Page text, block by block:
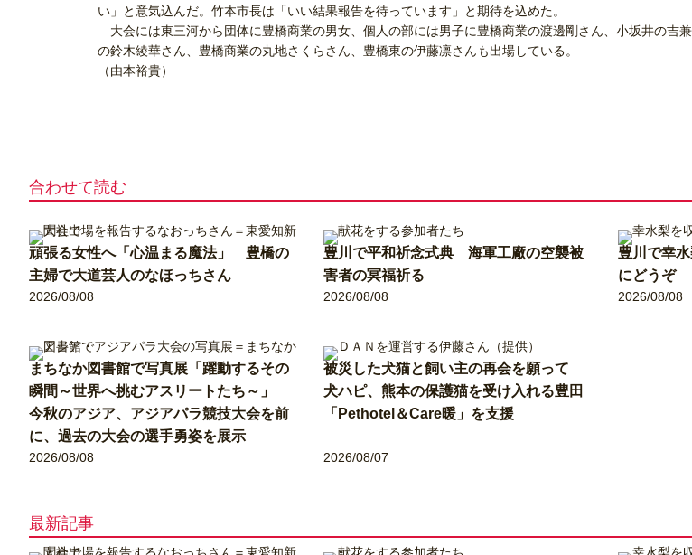
い」と意気込んだ。竹本市長は「いい結果報告を待っています」と期待を込めた。
大会には東三河から団体に豊橋商業の男女、個人の部には男子に豊橋商業の渡邊剛さん、小坂井の吉
の鈴木綾華さん、豊橋商業の丸地さくらさん、豊橋東の伊藤凛さんも出場している。
（由本裕貴）
合わせて読む
頑張る女性へ「心温まる魔法」 豊橋の
主婦で大道芸人のなほっちさん
2026/08/08
豊川で平和祈念式典 海軍工廠の空襲被
害者の冥福祈る
2026/08/08
豊川で幸
にどうぞ
2026/08/08
まちなか図書館で写真展「躍動するその
瞬間～世界へ挑むアスリートたち～」
今秋のアジア、アジアパラ競技大会を前
に、過去の大会の選手勇姿を展示
2026/08/08
被災した犬猫と飼い主の再会を願って
犬ハピ、熊本の保護猫を受け入れる豊田
「Pethotel＆Care暖」を支援
2026/08/07
最新記事